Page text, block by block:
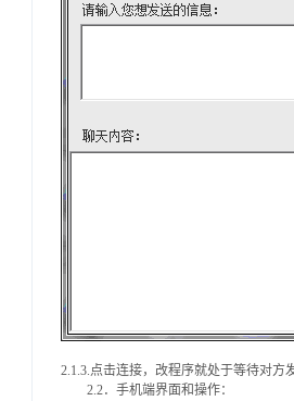
2.1.3.点击连接，改程序就处于等待对
2.2．手机端界面和操作：